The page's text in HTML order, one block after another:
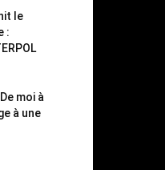
le
:
moi à
à une